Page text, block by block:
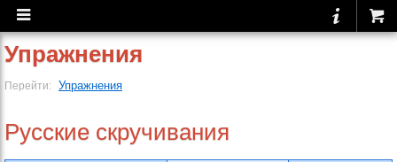
Упражнения
Перейти: Упражнения
Русские скручивания